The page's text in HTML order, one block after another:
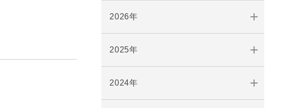
2026年
2025年
2024年